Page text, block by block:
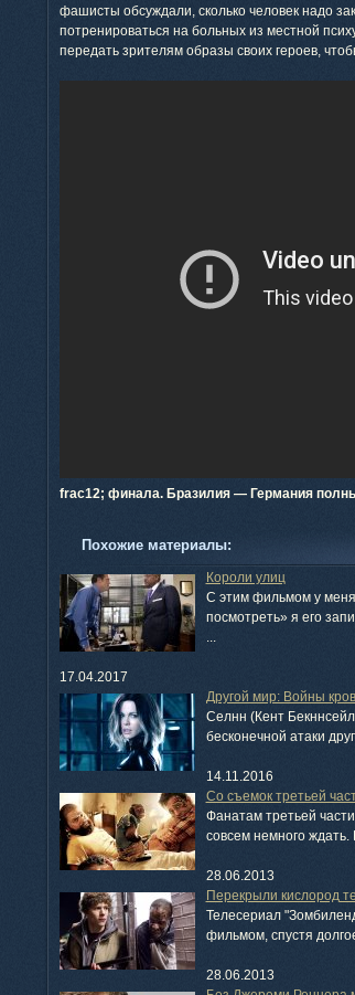
фашисты обсуждали, сколько человек надо
потренироваться на больных из местной
передать зрителям образы своих героев,
frac12; финала. Бразилия — Германия
Похожие материалы:
Короли улиц
С этим фильмом у меня
посмотреть» я его
...
17.04.2017
Другой мир: Войны
Селнн (Кент
бесконечной атаки
14.11.2016
Со съемок третьей
Фанатам третьей
совсем немного ждать.
28.06.2013
Перекрыли кислород
Телесериал
фильмом, спустя
28.06.2013